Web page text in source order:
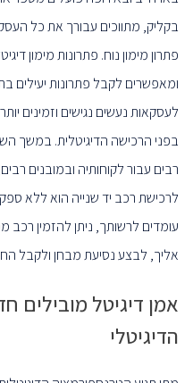
בקליק, מתווכים עבורך את כל
פתרון מימון נוח. פתרונות מימון
ומאפשרים לקבל פתרונות יעילים
לעסקאות נעשים נגישים וזמינים
בפני הרכישה הדיגיטלית. במשך
רבים עבור לקוחותיה ובמובנים
לרכישת רכב יד שנייה הוא ללא
עומדים לרשותך, ניתן להזמין
אליך, לבצע נסיעת מבחן ולקבל
אמן דיגיטל מובילים
הדיגיטלי